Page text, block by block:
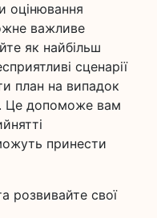
оцінювання
важливе
як найбільш
сценарії
план на випадок
Це допоможе вам
принести
розвивайте свої